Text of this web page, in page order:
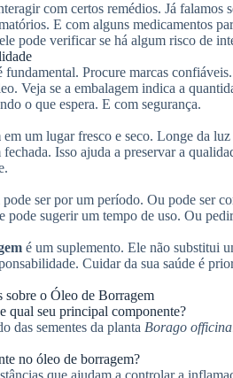
com certos remédios. Já falamos
E com alguns medicamentos
pode verificar se há algum risco de
Procure marcas
Veja se a embalagem indica a
o que espera. E com segurança.
em um lugar fresco e seco. Longe da
Isso ajuda a preservar a
pode ser por um período. Ou pode ser
pode sugerir um tempo de uso. Ou
é um suplemento. Ele não substitui
Cuidar da sua saúde é
sobre o Óleo de Borragem
qual seu principal componente?
das sementes da planta Borago
no óleo de borragem?